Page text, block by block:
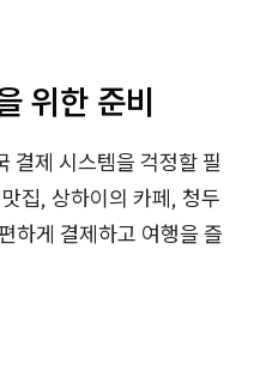
위한 준비
결제 시스템을 걱정할 필
집, 상하이의 카페, 청두
하게 결제하고 여행을 즐